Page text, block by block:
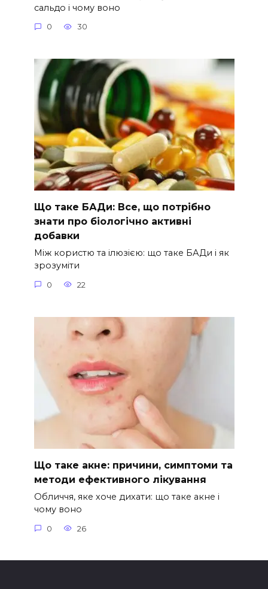
сальдо і чому воно
0 30
Що таке БАДи: Все, що потрібно
знати про біологічно активні
добавки
Між користю та ілюзією: що таке БАДи і як
зрозуміти
0 22
Що таке акне: причини, симптоми та
методи ефективного лікування
Обличчя, яке хоче дихати: що таке акне і
чому воно
0 26